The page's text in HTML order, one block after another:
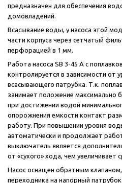
предназначен для обеспечения
домовладений.
Всасывание воды, у насоса этой
части корпуса через сетчатый
перфорацией в 1 мм.
Работа насоса SB 3-45 A с
контролируется в зависимости от
всасывающего патрубка. Т.к.
занимает положение максимально
при достижении водой
опорожнения емкости контакт
работу. При повышении уровня
автоматически и продолжает
выключатель является
от «сухого» хода, чем увеличивает
Насос оснащен обратным
переходника на напорный